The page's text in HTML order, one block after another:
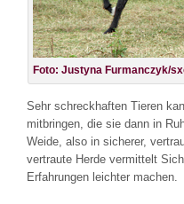
Foto: Justyna Furmanczyk/
Sehr schreckhaften Tieren
mitbringen, die sie dann in
Weide, also in sicherer,
vertraute Herde vermittelt
Erfahrungen leichter machen.